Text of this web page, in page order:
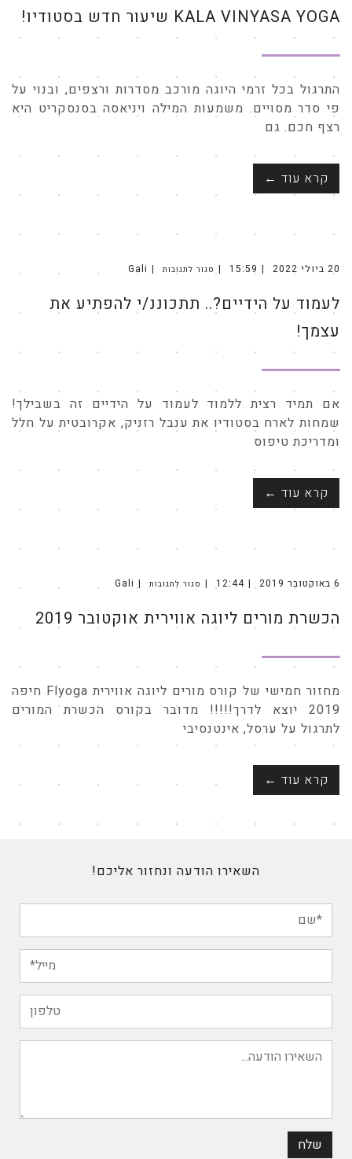
YOGA
שיעור
בסטודיו!
KALA VINYASA YOGA שיעור חדש בסטודיו!
התרגול בכל זרמי היוגה מורכב מסדרות ורצפים, ובנוי על
פי סדר מסויים. משמעות המילה ויניאסה בסנסקריט היא
רצף חכם. גם
קרא עוד ←
20 ביולי 2022 15:59 סגור לתגובות
הידיים?..
תתכוננ/י
להפתיע
Gali
לעמוד על הידיים?.. תתכוננ/י להפתיע את
עצמך!
אם תמיד רצית ללמוד לעמוד על הידיים זה בשבילך!
שמחות לארח בסטודיו את ענבל רזניק, אקרובטית על חלל
ומדריכת טיפוס
קרא עוד ←
6 באוקטובר 2019 12:44 סגור לתגובות
ליוגה
אווירית
אוקטובר
Gali
הכשרת מורים ליוגה אווירית אוקטובר 2019
מחזור חמישי של קורס מורים ליוגה אווירית Flyoga חיפה
2019 יוצא לדרך!!!!! מדובר בקורס הכשרת המורים
לתרגול על ערסל, אינטנסיבי
קרא עוד ←
השאירו הודעה ונחזור אליכם!